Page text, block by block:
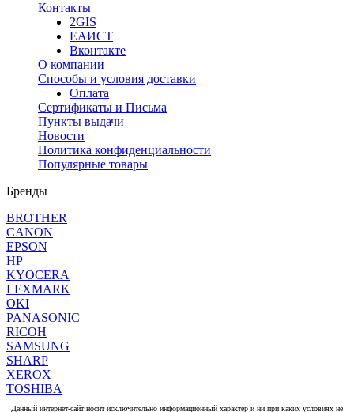
Контакты
2GIS
ЕАИСТ
Вконтакте
О компании
Способы и условия доставки
Оплата
Сертификаты и Письма
Пункты выдачи
Новости
Политика конфиденциальности
Популярные товары
Бренды
BROTHER
CANON
EPSON
HP
KYOCERA
LEXMARK
OKI
PANASONIC
RICOH
SAMSUNG
SHARP
XEROX
TOSHIBA
Данный интернет-сайт носит исключительно информационный характер и ни при каких условиях не